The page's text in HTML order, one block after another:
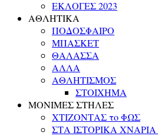
ΕΚΛΟΓΕΣ 2023
ΑΘΛΗΤΙΚΑ
ΠΟΔΟΣΦΑΙΡΟ
ΜΠΑΣΚΕΤ
ΘΑΛΑΣΣΑ
ΑΛΛΑ
ΑΘΛΗΤΙΣΜΟΣ
ΣΤΟΙΧΗΜΑ
ΜΟΝΙΜΕΣ ΣΤΗΛΕΣ
ΧΤΙΖΟΝΤΑΣ το ΦΩΣ
ΣΤΑ ΙΣΤΟΡΙΚΑ